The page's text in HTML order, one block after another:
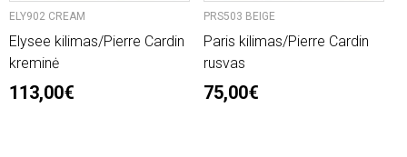
ELY902 CREAM
Elysee kilimas/Pierre Cardin
kreminė
113,00€
PRS503 BEIGE
Paris kilimas/Pierre Cardin
rusvas
75,00€